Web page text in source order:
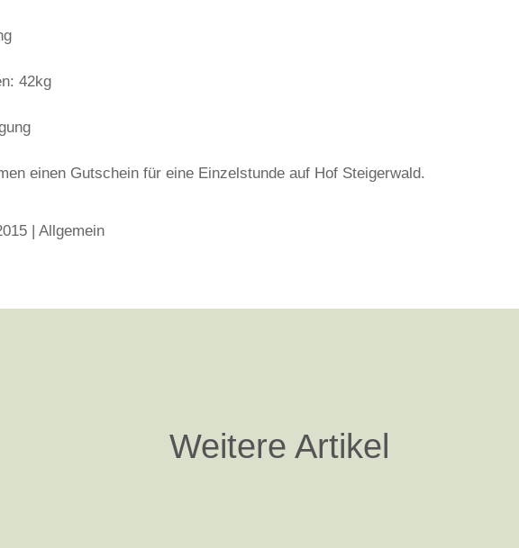
42kg
einen Gutschein für eine Einzelstunde auf Hof Steigerwald.
|Allgemein
Weitere Artikel